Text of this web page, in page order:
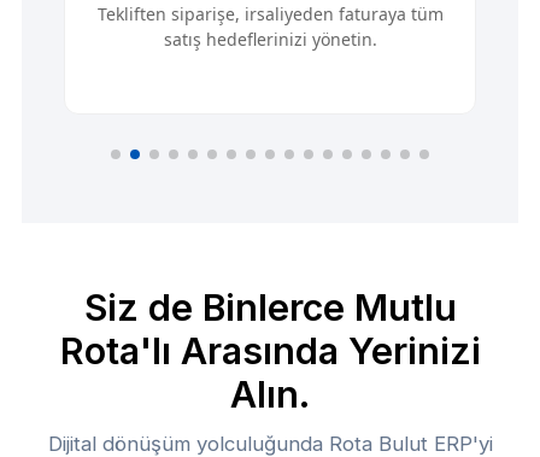
Tekliften siparişe, irsaliyeden faturaya tüm
satış hedeflerinizi yönetin.
Siz de Binlerce Mutlu
Rota'lı Arasında Yerinizi
Alın.
Dijital dönüşüm yolculuğunda Rota Bulut ERP'yi